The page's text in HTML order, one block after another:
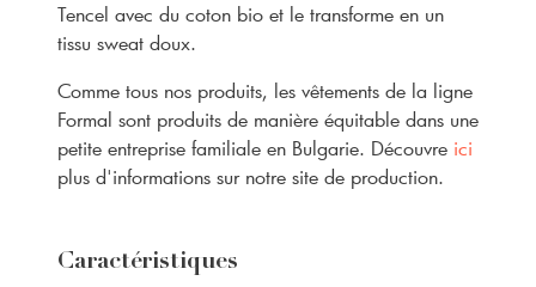
Tencel avec du coton bio et le transforme en un
tissu sweat doux.
Comme tous nos produits, les vêtements de la ligne
Formal sont produits de manière équitable dans une
petite entreprise familiale en Bulgarie. Découvre ici
plus d'informations sur notre site de production.
Caractéristiques